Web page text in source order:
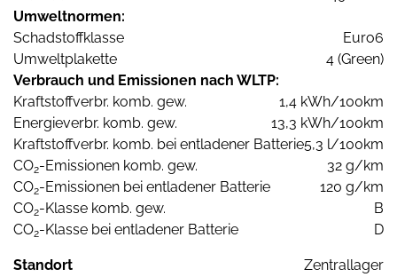
Umweltnormen:
Schadstoffklasse
Euro6
Umweltplakette
4 (Green)
Verbrauch und Emissionen nach WLTP:
Kraftstoffverbr. komb. gew.
1,4 kWh/100km
Energieverbr. komb. gew.
13,3 kWh/100km
Kraftstoffverbr. komb. bei entladener Batterie5,3 l/100km
CO2-Emissionen komb. gew.
32 g/km
CO2-Emissionen bei entladener Batterie
120 g/km
CO2-Klasse komb. gew.
B
CO2-Klasse bei entladener Batterie D
Standort Zentrallager